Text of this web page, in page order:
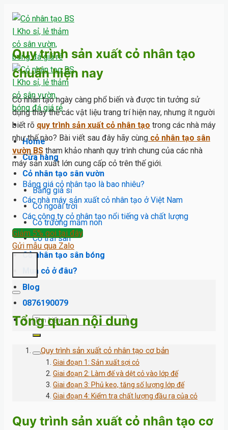
Skip
to
content
Home
Cửa hàng
Cỏ nhân tạo sân vườn
Bảng giá sỉ
Cỏ ngoài trời
Cỏ trường mầm non
Cỏ trải sàn
Cỏ nhân tạo sân bóng
Mua cỏ ở đâu?
Blog
0876190079
Tìm
kiếm:
Quy trình sản xuất cỏ nhân tạo
chuẩn hiện nay
Cỏ nhân tạo ngày càng phổ biến và được tin tưởng sử
dụng thay thế các vật liệu trang trí hiện nay, nhưng ít người
biết rõ quy trình sản xuất cỏ nhân tạo trong các nhà máy
như thế nào? Bài viết sau đây hãy cùng cỏ nhân tạo sân
vườn BS tham khảo nhanh quy trình chung của các nhà
máy sản xuất lớn cung cấp cỏ trên thế giới.
Bảng giá cỏ nhân tạo là bao nhiêu?
Các nhà máy sản xuất cỏ nhân tạo ở Việt Nam
Các công ty cỏ nhân tạo nổi tiếng và chất lượng
Giảm 5% gọi tại đây
Gửi mẫu qua Zalo
Tổng quan nội dung
Quy trình sản xuất cỏ nhân tạo cơ bản
Giai đoạn 1: Sản xuất sợi cỏ
Giai đoạn 2: Làm đế và dệt cỏ vào lớp đế
Giai đoạn 3: Phủ keo, tăng số lượng lớp đế
Giai đoạn 4: Kiểm tra chất lượng đầu ra của cỏ
Quy trình sản xuất cỏ nhân tạo cơ